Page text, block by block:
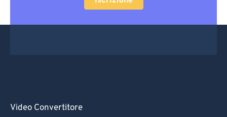
Video Convertitore